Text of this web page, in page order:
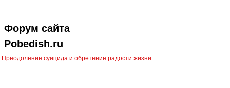
Форум сайта
Pobedish.ru
Преодоление суицида и обретение радости жизни